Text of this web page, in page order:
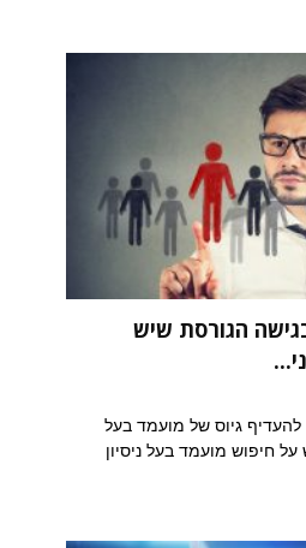
בגישה הגורסת שיש
גיוס של מועמד בעל
חיפוש מועמד בעל ניסיון